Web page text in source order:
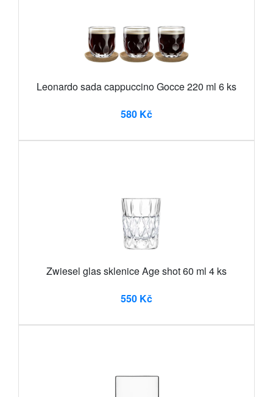
Leonardo sada cappuccino Gocce 220 ml 6 ks
580 Kč
Zwiesel glas sklenice Age shot 60 ml 4 ks
550 Kč